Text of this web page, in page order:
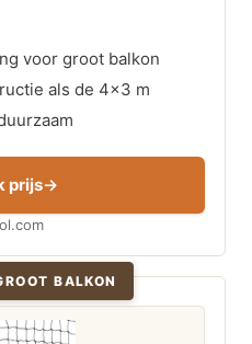
voor groot balkon
als de 4×3 m
prijs
BALKON